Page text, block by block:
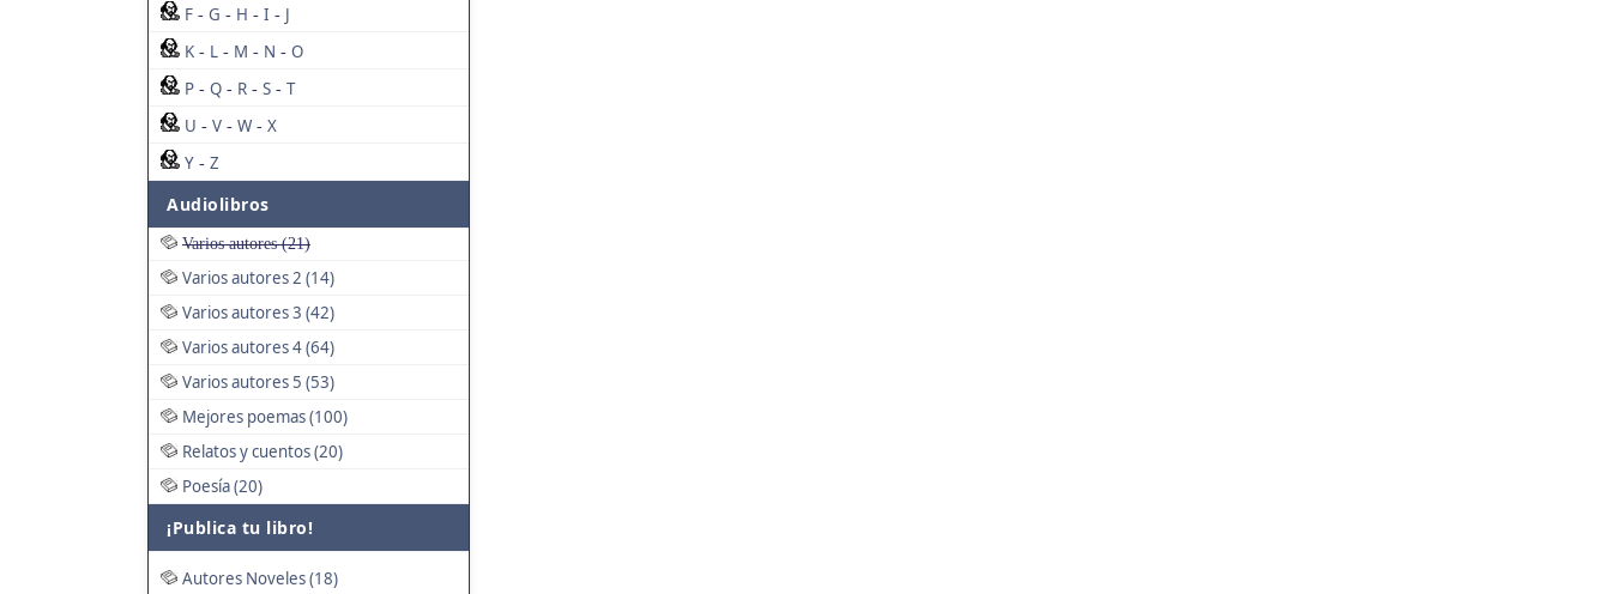
F - G - H - I - J
K - L - M - N - O
P - Q - R - S - T
U - V - W - X
Y - Z
Audiolibros
Varios autores (21)
Varios autores 2 (14)
Varios autores 3 (42)
Varios autores 4 (64)
Varios autores 5 (53)
Mejores poemas (100)
Relatos y cuentos (20)
Poesía (20)
¡Publica tu libro!
Autores Noveles (18)